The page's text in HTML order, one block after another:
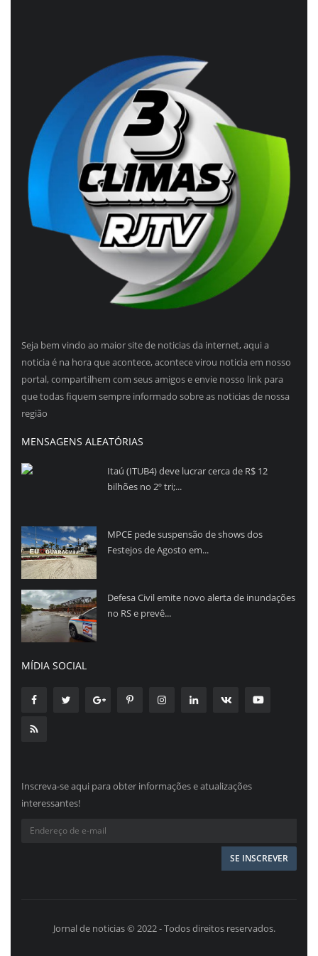
Seja bem vindo ao maior site de noticias da internet, aqui a
noticia é na hora que acontece, acontece virou noticia em nosso
portal, compartilhem com seus amigos e envie nosso link para
que todas fiquem sempre informado sobre as noticias de nossa
região
MENSAGENS ALEATÓRIAS
Itaú (ITUB4) deve lucrar cerca de R$ 12
bilhões no 2º tri;...
MPCE pede suspensão de shows dos
Festejos de Agosto em...
Defesa Civil emite novo alerta de inundações
no RS e prevê...
MÍDIA SOCIAL
Inscreva-se aqui para obter informações e atualizações
interessantes!
Jornal de noticias © 2022 - Todos direitos reservados.